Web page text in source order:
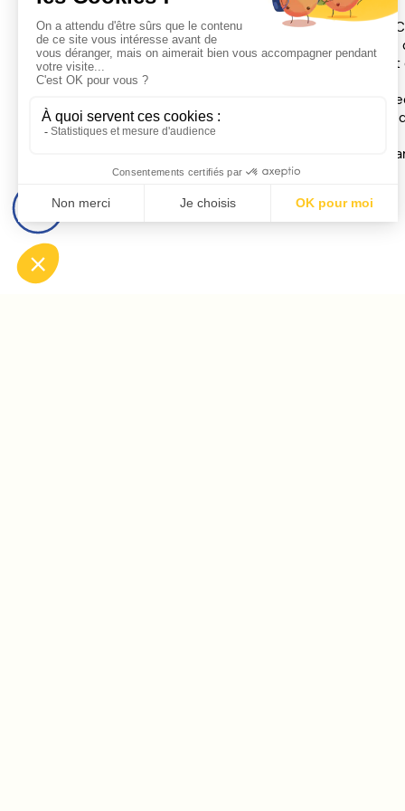
Crousty
Ce
Leurs
secrète
Leur